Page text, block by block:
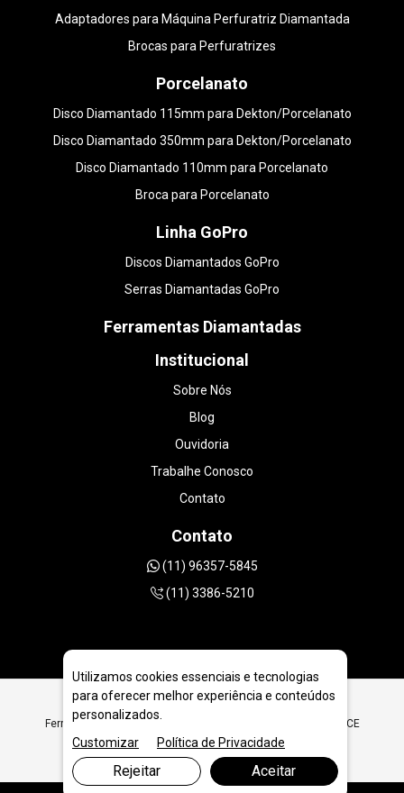
Adaptadores para Máquina Perfuratriz Diamantada
Brocas para Perfuratrizes
Porcelanato
Disco Diamantado 115mm para Dekton/Porcelanato
Disco Diamantado 350mm para Dekton/Porcelanato
Disco Diamantado 110mm para Porcelanato
Broca para Porcelanato
Linha GoPro
Discos Diamantados GoPro
Serras Diamantadas GoPro
Ferramentas Diamantadas
Institucional
Sobre Nós
Blog
Ouvidoria
Trabalhe Conosco
Contato
Contato
(11) 96357-5845
(11) 3386-5210
Ferramentas Diamantadas para Refrigeração em fortaleza - CE
Utilizamos cookies essenciais e tecnologias
para oferecer melhor experiência e conteúdos
personalizados.
Customizar
Política de Privacidade
Rejeitar Aceitar